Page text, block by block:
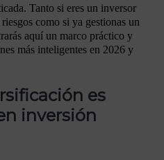
Tanto si eres un inversor
como si ya gestionas un
aquí un marco práctico y
más inteligentes en 2026 y
es
inversión